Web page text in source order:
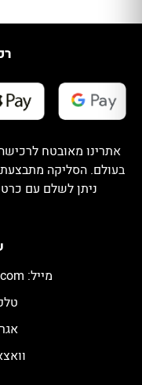
מייל:
טלפון:
אגריפס
וואצאפ:
ניתן לשלם עם